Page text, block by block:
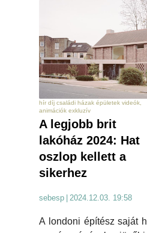
hír díj családi házak épületek videók,
animációk exkluzív
A legjobb brit
lakóház 2024: Hat
oszlop kellett a
sikerhez
sebesp 2024.12.03. 19:58
A londoni építész saját